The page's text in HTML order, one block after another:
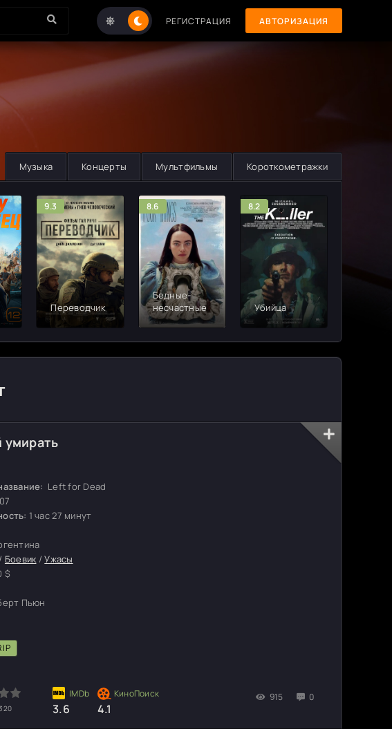
РЕГИСТРАЦИЯ АВТОРИЗАЦИЯ
Музыка Концерты Мультфильмы Короткометражки
9.3
Переводчик
8.6
Бедные-
несчастные
8.2
Убийца
Left for Dead
1 час 27 минут
Боевик/Ужасы
$
Пьюн
3.6 4.1
915 0